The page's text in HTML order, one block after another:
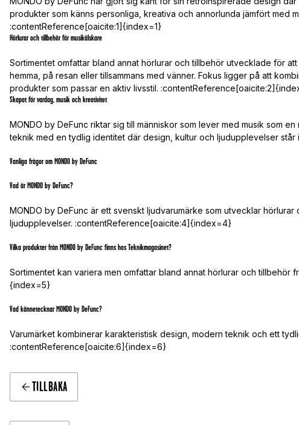
produkter som känns personliga, kreativa och annorlunda jämfört med
:contentReference[oaicite:1]{index=1}
Hörlurar och tillbehör för musikälskare
Sortimentet omfattar bland annat hörlurar och tillbehör utvecklade för
hemma, på resan eller tillsammans med vänner. Fokus ligger på att
produkter som passar en aktiv livsstil.
Skapat för vardag, musik och kreativitet
MONDO by DeFunc riktar sig till människor som lever med musik som
teknik med en tydlig identitet där design, kultur och ljudupplevelser
Vanliga frågor om MONDO by DeFunc
Vad är MONDO by DeFunc?
MONDO by DeFunc är ett svenskt ljudvarumärke som utvecklar
ljudupplevelser. :contentReference[oaicite:4]{index=4}
Vilka produkter från MONDO by DeFunc finns hos Teknikmagasinet?
Sortimentet kan variera men omfattar bland annat hörlurar och tillbehör
{index=5}
Vad kännetecknar MONDO by DeFunc?
Varumärket kombinerar karakteristisk design, modern teknik och ett
:contentReference[oaicite:6]{index=6}
TILLBAKA